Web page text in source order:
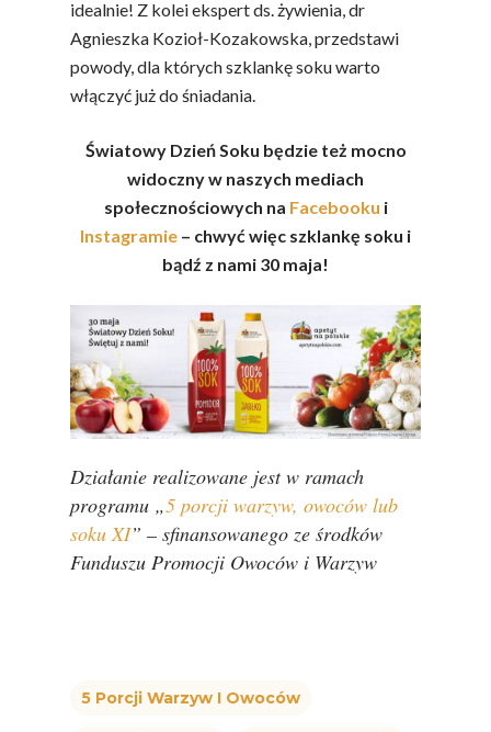
idealnie! Z kolei ekspert ds. żywienia, dr
Agnieszka Kozioł-Kozakowska, przedstawi
powody, dla których szklankę soku warto
włączyć już do śniadania.
Światowy Dzień Soku będzie też mocno
widoczny w naszych mediach
społecznościowych na Facebooku i
Instagramie – chwyć więc szklankę soku i
bądź z nami 30 maja!
Działanie realizowane jest w ramach
programu „5 porcji warzyw, owoców lub
soku XI” – sfinansowanego ze środków
Funduszu Promocji Owoców i Warzyw
5 Porcji Warzyw I Owoców